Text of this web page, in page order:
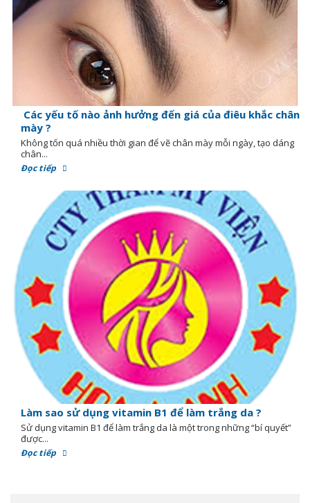
Các yếu tố nào ảnh hưởng đến giá của điêu khắc chân
mày ?
Không tốn quá nhiều thời gian để vẽ chân mày mỗi ngày, tạo dáng
chân...
Đọc tiếp
Làm sao sử dụng vitamin B1 để làm trắng da ?
Sử dụng vitamin B1 để làm trắng da là một trong những “bí quyết”
được...
Đọc tiếp